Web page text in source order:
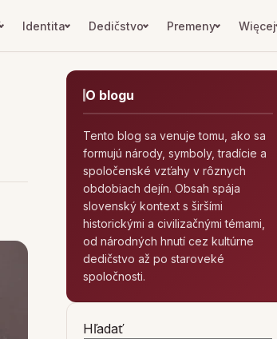
Identita Dedičstvo Premeny Więcej
O blogu
Tento blog sa venuje tomu, ako sa
formujú národy, symboly, tradície a
spoločenské vzťahy v rôznych
obdobiach dejín. Obsah spája
slovenský kontext s širšími
historickými a civilizačnými témami,
od národných hnutí cez kultúrne
dedičstvo až po staroveké
spoločnosti.
Hľadať